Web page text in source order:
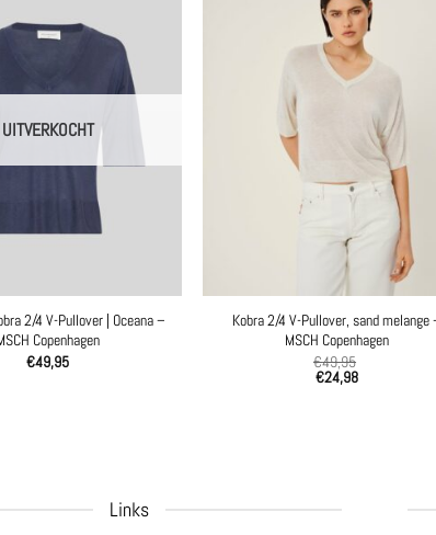
UITVERKOCHT
2/4 V-Pullover | Oceana –
Copenhagen
€49,95
Kobra 2/4 V-Pullover, sand melange
MSCH Copenhagen
€49,95
€24,98
Links